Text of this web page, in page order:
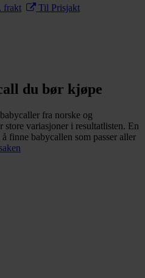
frakt Til Prisjakt
du bør kjøpe
fra norske og
store variasjoner i resultatlisten. En
finne babycallen som passer aller